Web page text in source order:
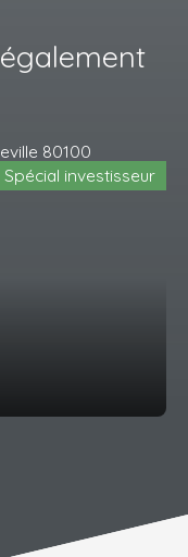
également
Spécial investisseur